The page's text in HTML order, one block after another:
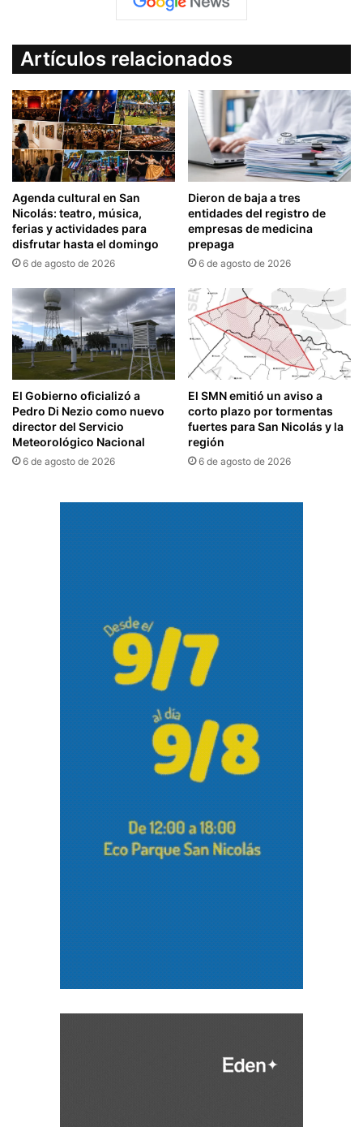
Artículos relacionados
Agenda cultural en San
Nicolás: teatro, música,
ferias y actividades para
disfrutar hasta el domingo
6 de agosto de 2026
Dieron de baja a tres
entidades del registro de
empresas de medicina
prepaga
6 de agosto de 2026
El Gobierno oficializó a
Pedro Di Nezio como nuevo
director del Servicio
Meteorológico Nacional
6 de agosto de 2026
El SMN emitió un aviso a
corto plazo por tormentas
fuertes para San Nicolás y la
región
6 de agosto de 2026